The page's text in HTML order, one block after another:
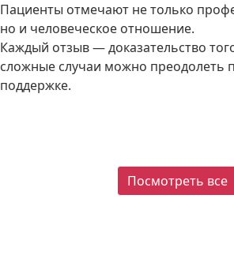
Пациенты отмечают не только
но и человеческое отношение.
Каждый отзыв — доказательство
сложные случаи можно преодолеть
поддержке.
Посмотреть все